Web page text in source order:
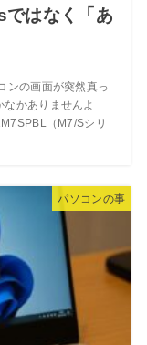
はなく「あ
ンの画面が突然真っ
かありませんよ
（M7/Sシリ
パソコンの事